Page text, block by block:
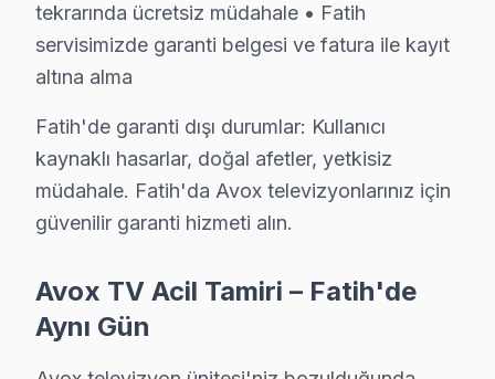
Hoca Gıyasettin Mahallesi, tarihi geçmişi ile birlikte
Hocapaşa'da Avox TV Servisi
Hocapaşa Mahallesi, hem geçmişiyle hem de
İskenderpaşa'da Avox TV Servisi
İskenderpaşa Mahallesi, tarihi ve kültürel
Kalenderhane Mahallesi, tarihi yapıları ve modern
Karagümrük'te Avox TV Servisi
tekrarında ücretsiz müdahale • Fatih
servisimizde garanti belgesi ve fatura ile kayıt
altına alma
Fatih'de garanti dışı durumlar: Kullanıcı
kaynaklı hasarlar, doğal afetler, yetkisiz
müdahale. Fatih'da Avox televizyonlarınız için
güvenilir garanti hizmeti alın.
Avox TV Acil Tamiri – Fatih'de
Aynı Gün